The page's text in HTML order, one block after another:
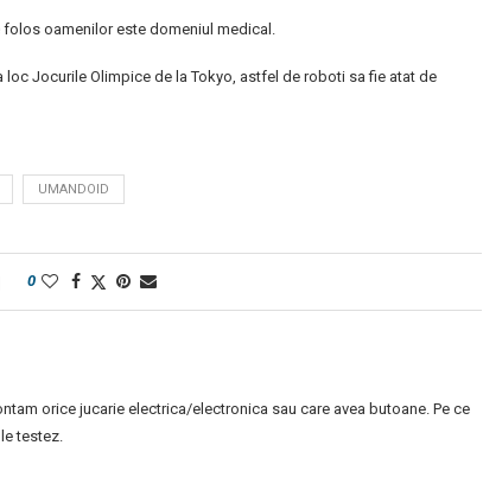
oamenilor este domeniul medical.
loc Jocurile Olimpice de la Tokyo, astfel de roboti sa fie atat de
UMANDOID
0
orice jucarie electrica/electronica sau care avea butoane. Pe ce
testez.